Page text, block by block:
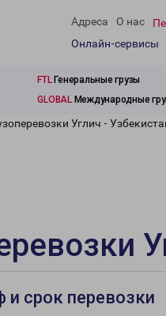
Адреса О нас
Онлайн-сервисы
FTLГенеральные грузы
GLOBALМеждународные
Углич -
и срок перевозки